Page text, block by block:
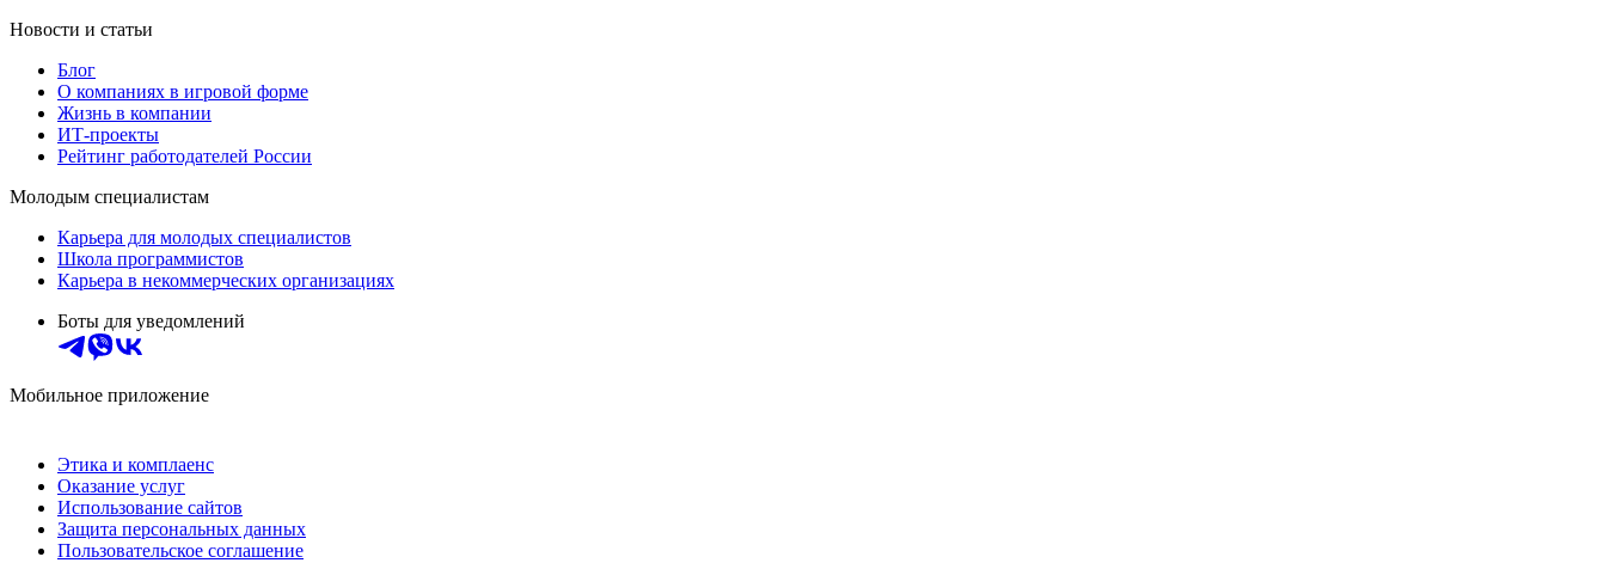
Новости и статьи
Блог
О компаниях в игровой форме
Жизнь в компании
ИТ-проекты
Рейтинг работодателей России
Молодым специалистам
Карьера для молодых специалистов
Школа программистов
Карьера в некоммерческих организациях
Боты для уведомлений
Мобильное приложение
Этика и комплаенс
Оказание услуг
Использование сайтов
Защита персональных данных
Пользовательское соглашение